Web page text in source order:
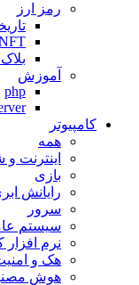
رمز ارز
آموزش
php
کامپیوتر
همه
اینترنت
بازی
رایانش
سرور
سیستم
نرم افزار
هک و
هوش